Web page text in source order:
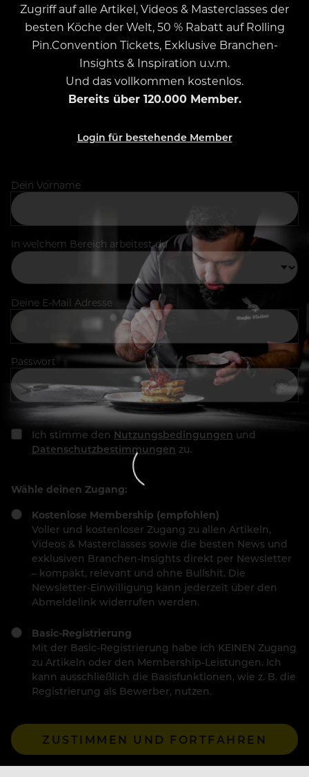
Zugriff auf alle Artikel, Videos & Masterclasses der
besten Köche der Welt, 50 % Rabatt auf Rolling
Pin.Convention Tickets, Exklusive Branchen-
Insights & Inspiration u.v.m.
Und das vollkommen kostenlos.
Bereits über 120.000 Member.
Login für bestehende Member
Dein Vorname
In welchem Bereich arbeitest du
Deine E-Mail Adresse
Passwort
Ich stimme den Nutzungsbedingungen und
Datenschutzbestimmungen zu.
Wähle deinen Zugang:
Kostenlose Membership (empfohlen)
Voller und kostenloser Zugang zu allen Artikeln,
Videos & Masterclasses sowie die besten News und
exklusiven Branchen-Insights direkt per Newsletter
– kompakt, relevant und ohne Bullshit. Die
Newsletter-Einwilligung kann jederzeit über den
Abmeldelink widerrufen werden.
Basic-Registrierung
Mit der Basic-Registrierung habe ich KEINEN Zugang
zu Artikeln oder den Membership-Leistungen. Ich
kann ausschließlich die Basisfunktionen, wie z. B. die
Registrierung als Bewerber, nutzen.
ZUSTIMMEN UND FORTFAHREN